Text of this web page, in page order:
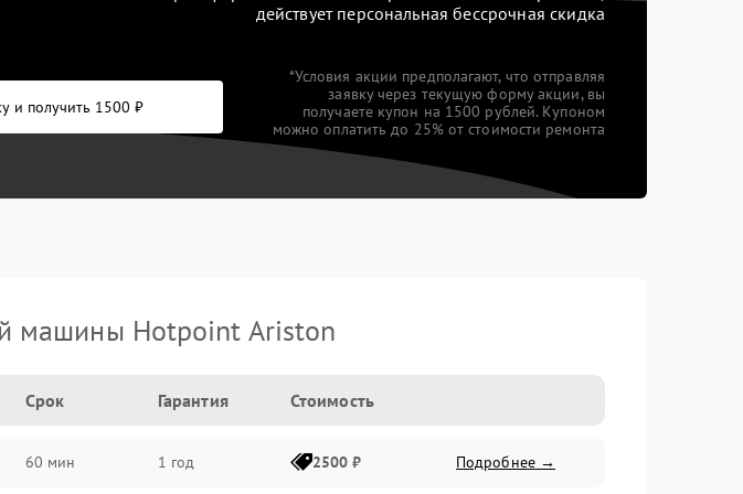
действует персональная бессрочная скидка
и получить 1500 ₽
*Условия акции предполагают, что отправляя
заявку через текущую форму акции, вы
получаете купон на 1500 рублей. Купоном
можно оплатить до 25% от стоимости ремонта
машины Hotpoint Ariston
Срок Гарантия Стоимость
60 мин 1 год 2500 ₽ Подробнее →